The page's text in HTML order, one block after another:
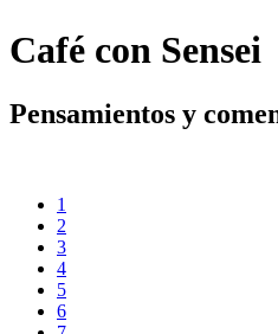
Café con Sensei
Pensamientos y
1
2
3
4
5
6